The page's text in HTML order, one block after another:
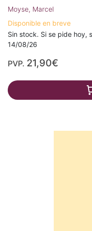
Moyse, Marcel
Disponible en breve
Sin stock. Si se pide hoy,
14/08/26
PVP. 21,90€